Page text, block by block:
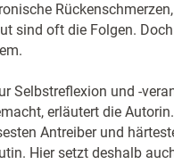
sind oft die Folgen.
Selbstreflexion und -
erläutert die
Antreiber und
Hier setzt deshalb